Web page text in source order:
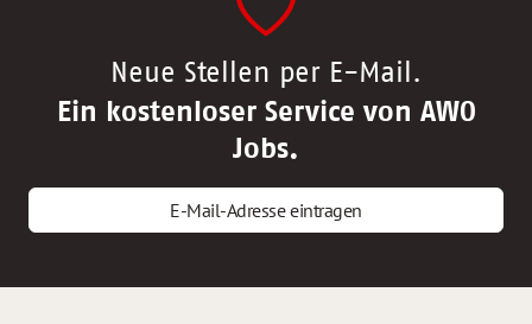
Neue Stellen per E-Mail.
Ein kostenloser Service von AWO
Jobs.
E-Mail-Adresse eintragen